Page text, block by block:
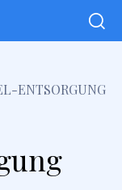
ENTSORGUNG